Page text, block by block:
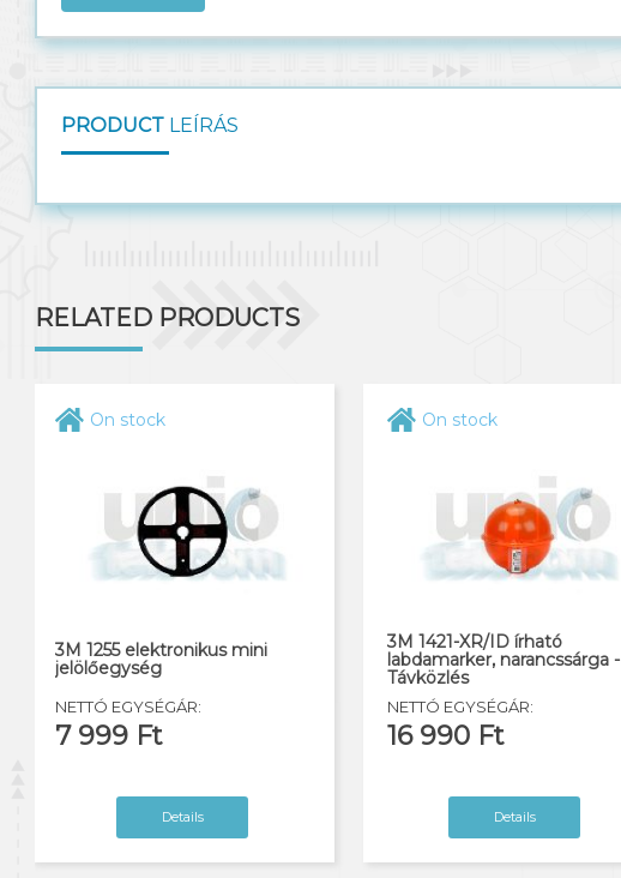
PRODUCT LEÍRÁS
RELATED PRODUCTS
On stock
3M 1255 elektronikus mini
jelölőegység
NETTÓ EGYSÉGÁR:
7 999 Ft
Details
On stock
3M 1421-XR/ID írható
labdamarker, narancssárga -
Távközlés
NETTÓ EGYSÉGÁR:
16 990 Ft
Details